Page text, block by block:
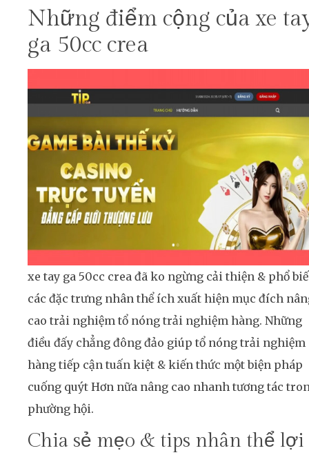
Những điểm cộng của xe
ga 50cc crea
xe tay ga 50cc crea đã ko ngừng cải thiện & phổ
các đặc trưng nhân thể ích xuất hiện mục đích
cao trải nghiệm tổ nóng trải nghiệm hàng. Những
điều đấy chẳng đông đảo giúp tổ nóng trải nghiệm
hàng tiếp cận tuấn kiệt & kiến thức một biện pháp
cuống quýt Hơn nữa nâng cao nhanh tương tác
phường hội.
Chia sẻ mẹo & tips nhân thể lợi